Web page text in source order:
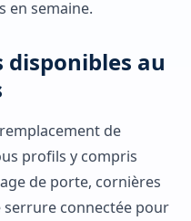
en semaine.
au
de
profils y compris
de porte, cornières
connectée pour